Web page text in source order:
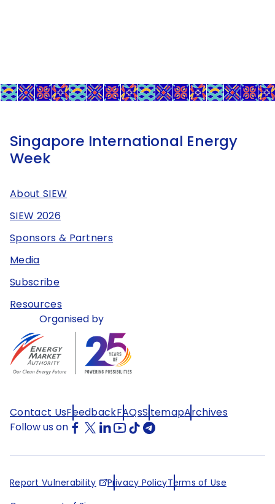
Singapore International Energy
Week
About SIEW
SIEW 2026
Sponsors & Partners
Media
Subscribe
Resources
Organised by
Contact UsFeedbackFAQsSitemapArchives
Follow us on
Report Vulnerability Privacy PolicyTerms of Use